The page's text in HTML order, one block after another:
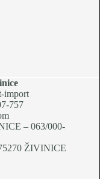
import
757
– 063/000-
ŽIVINICE